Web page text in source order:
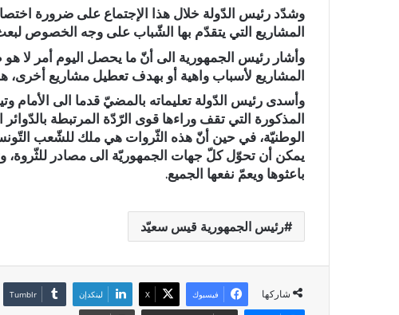
وشدّد رئيس الدّولة خلال هذا الإجتماع على ضرورة
المشاريع التي يتقدّم بها الشّباب على وجه الخصوص
وأشار رئيس الجمهورية الى أنّ ما يحصل اليوم أمر لا
المشاريع لأسباب واهية أو بهدف تعطيل مشاريع أخرى،
وأسدى رئيس الدّولة تعليماته بالمضيّ قدما الى الأمام
المذكورة التي تقف وراءها قوى الرّدّة المرتبطة بالدّوائر
الوطنيّة، في حين أنّ هذه الثّروات هي ملك للشّعب
يمكن أن تحوّل كلّ جهات الجمهوريّة الى مصادر للثّروة،
باعثوها ويعمّ نفعها الجميع.
رئيس الجمهورية قيس سعيّد
شاركها فيسبوك X لينكدإن